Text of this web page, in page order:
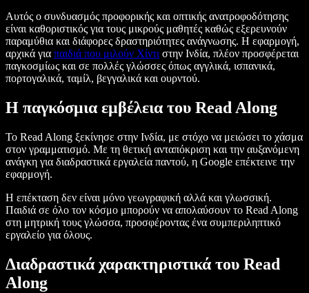
Αυτός ο συνδυασμός προφορικής και οπτικής ανατροφοδότησης
είναι καθοριστικός για τους μικρούς μαθητές καθώς εξερευνούν
παραμύθια και διάφορες δραστηριότητες ανάγνωσης. Η εφαρμογή,
αρχικά για παιδιά που μιλούν Χίντι στην Ινδία, πλέον προσφέρεται
παγκοσμίως και σε πολλές γλώσσες όπως αγγλικά, ισπανικά,
πορτογαλικά, ταμίλ, βεγγαλικά και ουρντού.
Η παγκόσμια εμβέλεια του Read Along
Το Read Along ξεκίνησε στην Ινδία, με στόχο να μειώσει το χάσμα
στον γραμματισμό. Με τη θετική ανταπόκριση και την αυξανόμενη
ανάγκη για διαδραστικά εργαλεία παντού, η Google επέκτεινε την
εφαρμογή.
Η επέκταση δεν είναι μόνο γεωγραφική αλλά και γλωσσική.
Παιδιά σε όλο τον κόσμο μπορούν να απολαύσουν το Read Along
στη μητρική τους γλώσσα, προσφέροντας ένα συμπεριληπτικό
εργαλείο για όλους.
Διαδραστικά χαρακτηριστικά του Read
Along